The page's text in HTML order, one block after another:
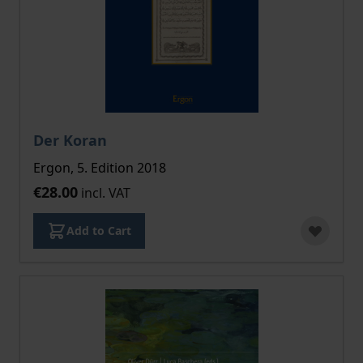
Der Koran
Ergon, 5. Edition 2018
€28.00 incl. VAT
Add to Cart